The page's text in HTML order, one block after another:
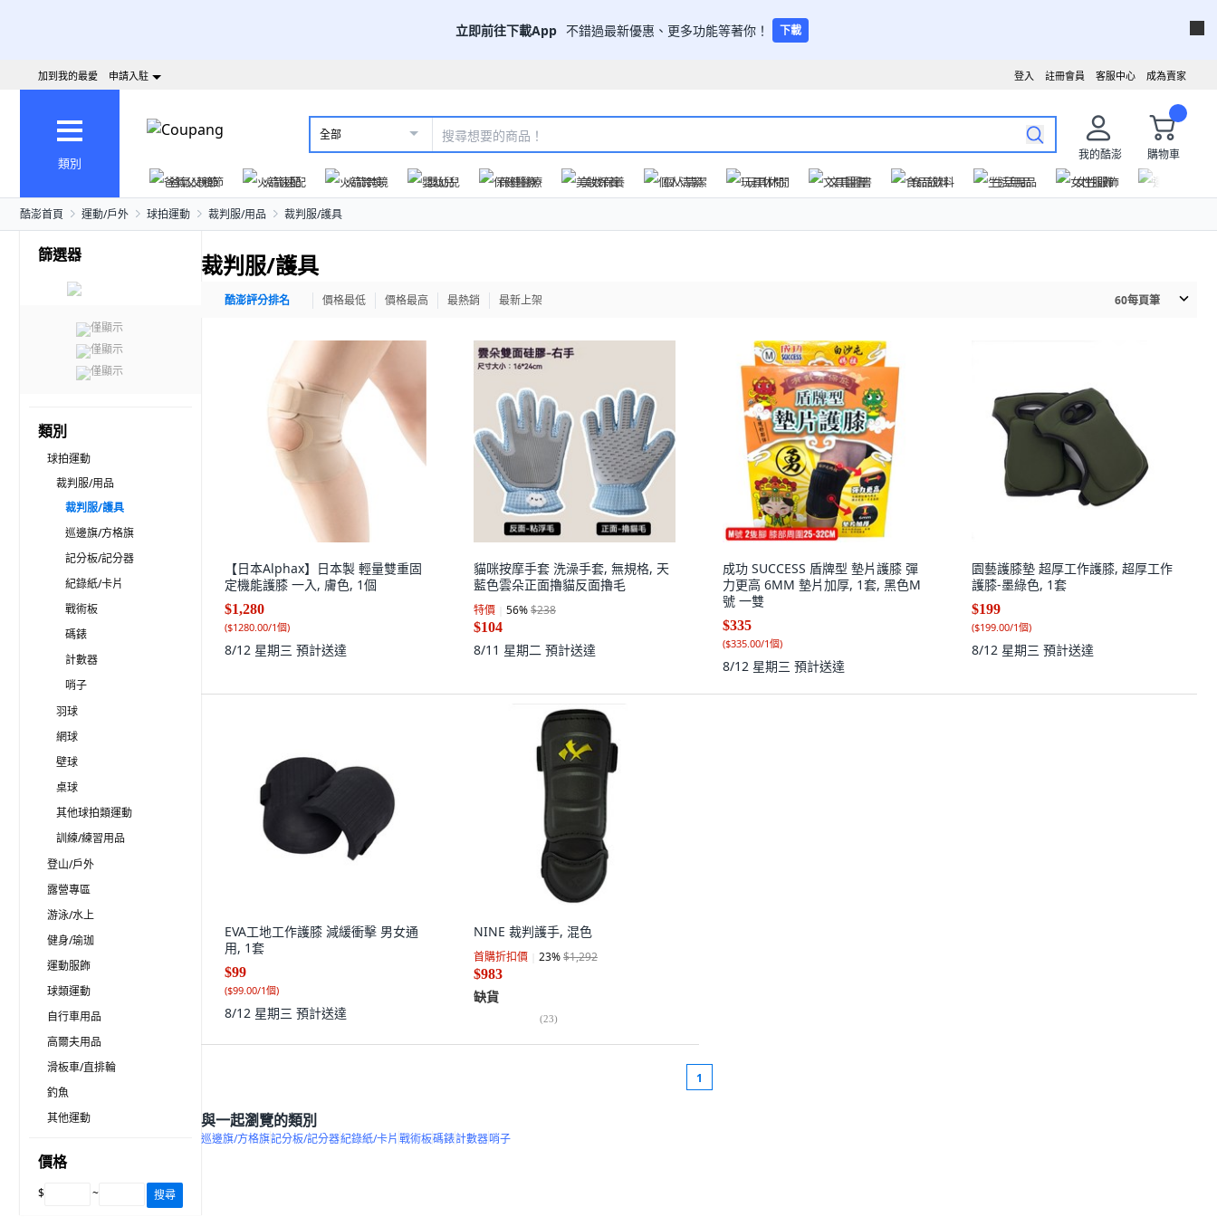
立即前往下載App 不錯過最新優惠、更多功能等著你！ 下載
成為賣家
客服中心
註冊會員
登入
加到我的最愛 申請入駐
類別
全部
我的酷澎
購物車
爸氣父親節
火箭速配 火箭跨境 嬰幼兒 保健醫療 美妝保養 個人清潔 玩具休閒 文具圖書 食品飲料 生活用品 女性服飾
酷澎首頁 運動/戶外 球拍運動 裁判服/用品 裁判服/護具
篩選器
僅顯示
僅顯示
僅顯示
類別
球拍運動
裁判服/用品
裁判服/護具
巡邊旗/方格旗
記分板/記分器
紀錄紙/卡片
戰術板
碼錶
計數器
哨子
羽球
網球
壁球
桌球
其他球拍類運動
訓練/練習用品
登山/戶外
露營專區
游泳/水上
健身/瑜珈
運動服飾
球類運動
自行車用品
高爾夫用品
滑板車/直排輪
釣魚
其他運動
價格
$ ~ 搜尋
裁判服/護具
酷澎評分排名 價格最低 價格最高 最熱銷 最新上架 60每頁筆
【日本Alphax】日本製 輕量雙重固
定機能護膝 一入, 膚色, 1個
$1,280
($1280.00/1個)
8/12 星期三 預計送達
貓咪按摩手套 洗澡手套, 無規格, 天
藍色雲朵正面擼貓反面擼毛
特價 56%$238
$104
8/11 星期二 預計送達
成功 SUCCESS 盾牌型 墊片護膝 彈
力更高 6MM 墊片加厚, 1套, 黑色M
號 一雙
$335
($335.00/1個)
8/12 星期三 預計送達
園藝護膝墊 超厚工作護膝, 超厚工作
護膝-墨綠色, 1套
$199
($199.00/1個)
8/12 星期三 預計送達
EVA工地工作護膝 減緩衝擊 男女通
用, 1套
$99
($99.00/1個)
8/12 星期三 預計送達
NINE 裁判護手, 混色
首購折扣價 23%$1,292
$983
缺貨
(23)
1
與一起瀏覽的類別
巡邊旗/方格旗記分板/記分器紀錄紙/卡片戰術板碼錶計數器哨子